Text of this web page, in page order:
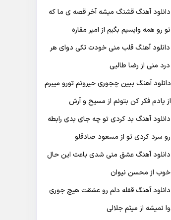
دانلود آهنگ ﻗﺸﻨﮓ ﻣﻴﺸﻪ آﺧﺮ ﻗﺼﻪ ی ﻣﺎ ﻛﻪ
ﺗﻮ رو ﻫﻤﻪ واﻳﺴﻴﻢ ﺑﮕﻴﻢ از امیر مقاره
دانلود آهنگ قلب منی خودت تکی دوای هر
درد منی از رضا طالبی
دانلود آهنگ ببین چجوری حیرونم تورو میبرم
از یادم فکر کن بتونم از مسیح و آرش
دانلود آهنگ بد کردی تو چه جای بدی رابطه
رو سرد کردی تو از مسعود صادقلو
دانلود آهنگ عشق منی شدی باعث این حال
خوب از محسن نیوان
دانلود آهنگ قفله دلم رو عشقت هیچ جوری
وا نمیشه از میثم جلالی